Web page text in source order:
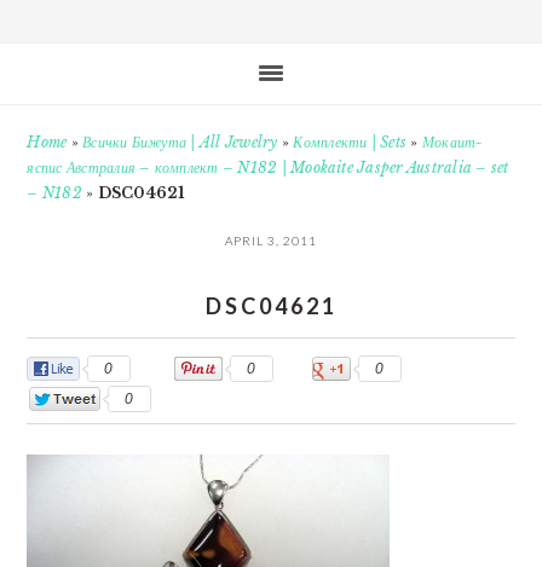
Home»Всички Бижута | All Jewelry »Комплекти | Sets » Мокаит-
яспис Австралия – комплект – N182 | Mookaite Jasper Australia – set
– N182 » DSC04621
APRIL 3, 2011
DSC04621
0 0
0
0